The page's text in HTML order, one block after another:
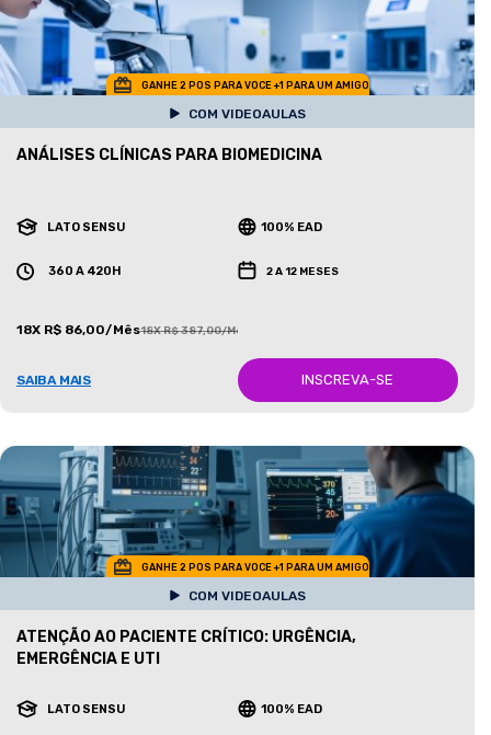
GANHE 2 POS PARA VOCE +1 PARA UM AMIGO
COM VIDEOAULAS
ANÁLISES CLÍNICAS PARA BIOMEDICINA
LATO SENSU 100% EAD
360 A 420H 2 A 12 MESES
18X R$ 86,00/Mês18X R$ 387,00/Mês
SAIBA MAIS INSCREVA-SE
GANHE 2 POS PARA VOCE +1 PARA UM AMIGO
COM VIDEOAULAS
ATENÇÃO AO PACIENTE CRÍTICO: URGÊNCIA,
EMERGÊNCIA E UTI
LATO SENSU 100% EAD